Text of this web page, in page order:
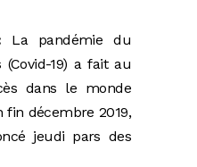
La pandémie du
19) a fait au
dans le monde
fin décembre 2019,
jeudi pars des